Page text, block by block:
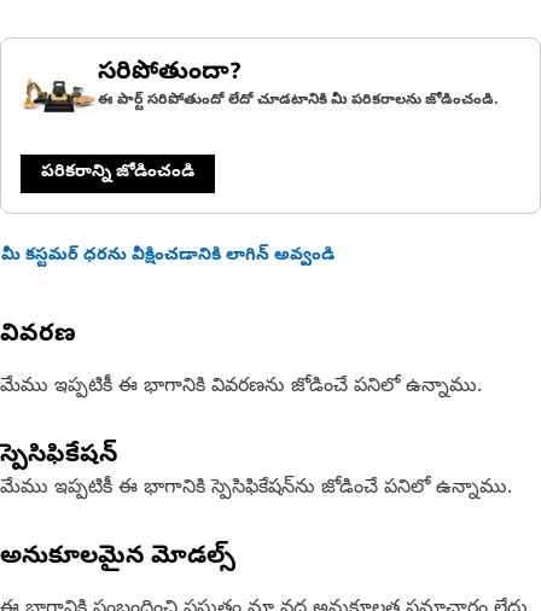
సరిపోతుందా?
ఈ పార్ట్ సరిపోతుందో లేదో చూడటానికి మీ పరికరాలను జోడించండి.
పరికరాన్ని జోడించండి
మీ కస్టమర్ ధరను వీక్షించడానికి లాగిన్ అవ్వండి
వివరణ
మేము ఇప్పటికీ ఈ భాగానికి వివరణను జోడించే పనిలో ఉన్నాము.
స్పెసిఫికేషన్
మేము ఇప్పటికీ ఈ భాగానికి స్పెసిఫికేషన్‌ను జోడించే పనిలో ఉన్నాము.
అనుకూలమైన మోడల్స్